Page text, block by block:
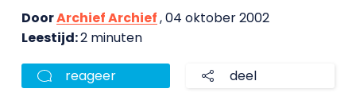
DoorArchief Archief, 04 oktober 2002
Leestijd:2 minuten
reageer deel